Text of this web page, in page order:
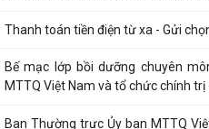
Thanh toán tiền điện từ xa - Gửi
Bế mạc lớp bồi dưỡng chuyên
MTTQ Việt Nam và tổ chức chính trị -
Ban Thường trực Ủy ban MTTQ